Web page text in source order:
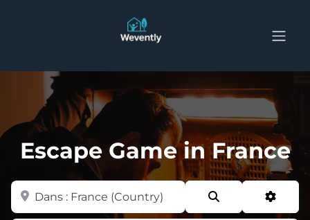
Escape Game in France
Zone